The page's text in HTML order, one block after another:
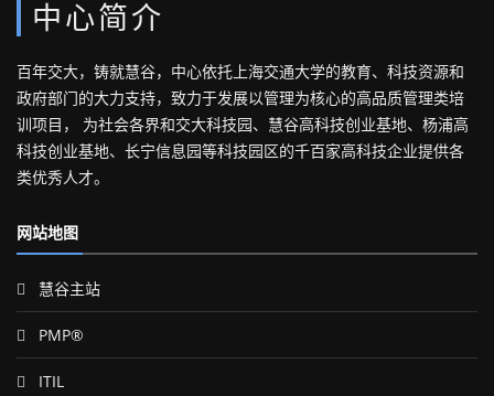
中心简介
百年交大，铸就慧谷，中心依托上海交通大学的教育、科技资源和
政府部门的大力支持，致力于发展以管理为核心的高品质管理类培
训项目， 为社会各界和交大科技园、慧谷高科技创业基地、杨浦高
科技创业基地、长宁信息园等科技园区的千百家高科技企业提供各
类优秀人才。
网站地图
慧谷主站
PMP®
ITIL